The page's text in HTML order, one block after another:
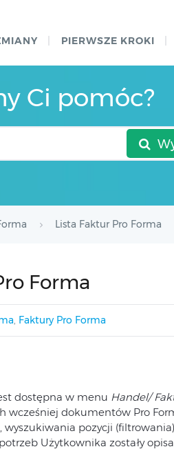
PIERWSZE KROKI
Ci pomóc?
Lista Faktur Pro Forma
Forma
, Faktury Pro Forma
dostępna w menu Handel/
wcześniej dokumentów Pro
pozycji
Użytkownika zostały